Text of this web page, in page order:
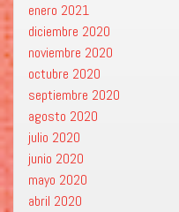
enero 2021
diciembre 2020
noviembre 2020
octubre 2020
septiembre 2020
agosto 2020
julio 2020
junio 2020
mayo 2020
abril 2020